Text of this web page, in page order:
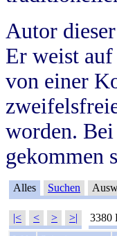
Autor
Er weist
von einer
worden.
gekommen
Alles Suchen
|< < > >| 3380